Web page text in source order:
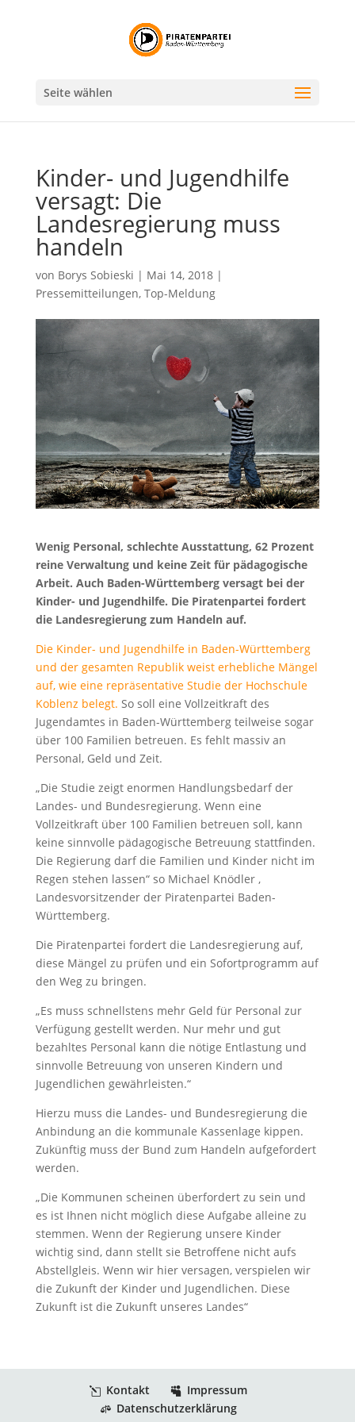
Seite wählen
Kinder- und Jugendhilfe
versagt: Die
Landesregierung muss
handeln
von Borys Sobieski | Mai 14, 2018|
Pressemitteilungen, Top-Meldung
Wenig Personal, schlechte Ausstattung, 62 Prozent
reine Verwaltung und keine Zeit für pädagogische
Arbeit. Auch Baden-Württemberg versagt bei der
Kinder- und Jugendhilfe. Die Piratenpartei fordert
die Landesregierung zum Handeln auf.
Die Kinder- und Jugendhilfe in Baden-Württemberg
und der gesamten Republik weist erhebliche Mängel
auf, wie eine repräsentative Studie der Hochschule
Koblenz belegt. So soll eine Vollzeitkraft des
Jugendamtes in Baden-Württemberg teilweise sogar
über 100 Familien betreuen. Es fehlt massiv an
Personal, Geld und Zeit.
„Die Studie zeigt enormen Handlungsbedarf der
Landes- und Bundesregierung. Wenn eine
Vollzeitkraft über 100 Familien betreuen soll, kann
keine sinnvolle pädagogische Betreuung stattfinden.
Die Regierung darf die Familien und Kinder nicht im
Regen stehen lassen“ so Michael Knödler ,
Landesvorsitzender der Piratenpartei Baden-
Württemberg.
Die Piratenpartei fordert die Landesregierung auf,
diese Mängel zu prüfen und ein Sofortprogramm auf
den Weg zu bringen.
„Es muss schnellstens mehr Geld für Personal zur
Verfügung gestellt werden. Nur mehr und gut
bezahltes Personal kann die nötige Entlastung und
sinnvolle Betreuung von unseren Kindern und
Jugendlichen gewährleisten.“
Hierzu muss die Landes- und Bundesregierung die
Anbindung an die kommunale Kassenlage kippen.
Zukünftig muss der Bund zum Handeln aufgefordert
werden.
„Die Kommunen scheinen überfordert zu sein und
es ist Ihnen nicht möglich diese Aufgabe alleine zu
stemmen. Wenn der Regierung unsere Kinder
wichtig sind, dann stellt sie Betroffene nicht aufs
Abstellgleis. Wenn wir hier versagen, verspielen wir
die Zukunft der Kinder und Jugendlichen. Diese
Zukunft ist die Zukunft unseres Landes“
Kontakt
Impressum
Datenschutzerklärung